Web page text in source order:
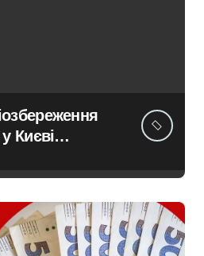
Києві
медицини